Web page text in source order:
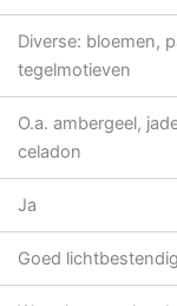
Diverse: bloemen,
tegelmotieven
O.a. ambergeel,
celadon
Ja
Goed lichtbestendig